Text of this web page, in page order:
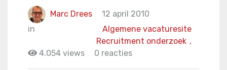
Marc Drees
12 april 2010
in
Algemene vacaturesite
Recruitment onderzoek ,
4.054 views
0 reacties